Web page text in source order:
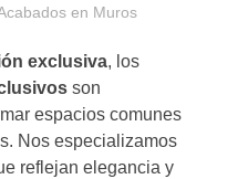
en Muros
exclusiva, los
son
espacios comunes
Nos especializamos
reflejan elegancia y